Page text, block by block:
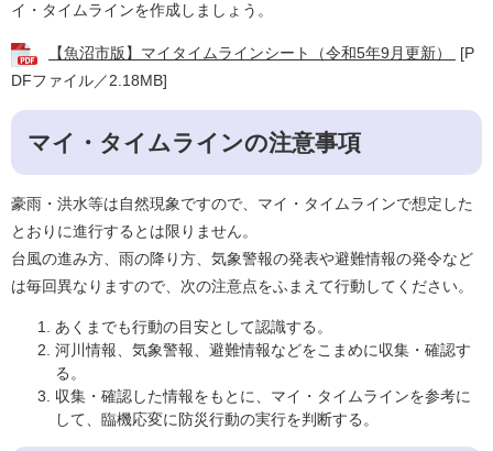
イ・タイムラインを作成しましょう。
【魚沼市版】マイタイムラインシート（令和5年9月更新）
[P
DFファイル／2.18MB]
マイ・タイムラインの注意事項
豪雨・洪水等は自然現象ですので、マイ・タイムラインで想定した
とおりに進行するとは限りません。
台風の進み方、雨の降り方、気象警報の発表や避難情報の発令など
は毎回異なりますので、次の注意点をふまえて行動してください。
あくまでも行動の目安として認識する。
河川情報、気象警報、避難情報などをこまめに収集・確認す
る。
収集・確認した情報をもとに、マイ・タイムラインを参考に
して、臨機応変に防災行動の実行を判断する。